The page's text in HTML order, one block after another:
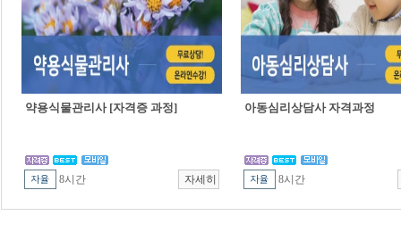
약용식물관리사 [자격증 과정]
8시간
아동심리상담사 자격과정
8시간